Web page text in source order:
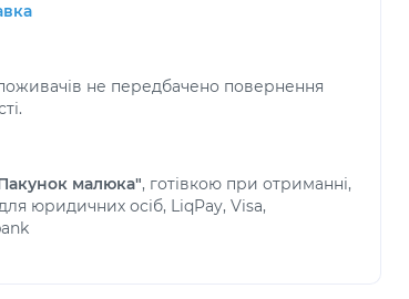
не передбачено повернення
малюка", готівкою при отриманні,
юридичних осіб, LiqPay, Visa,